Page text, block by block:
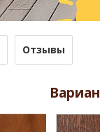
Отзывы